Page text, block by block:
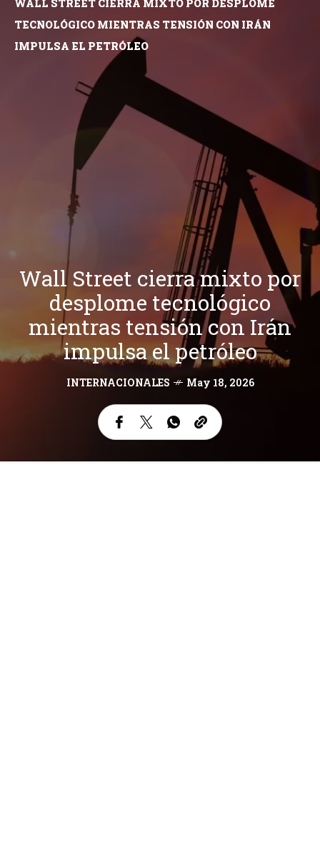
WALL STREET CIERRA MIXTO POR DESPLOME
TECNOLÓGICO MIENTRAS TENSIÓN CON IRÁN
IMPULSA EL PETRÓLEO
Wall Street cierra mixto por
desplome tecnológico
mientras tensión con Irán
impulsa el petróleo
INTERNACIONALES May 18, 2026